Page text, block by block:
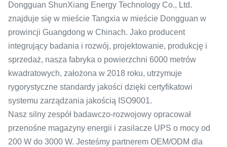
Dongguan ShunXiang Energy Technology Co., Ltd.
znajduje się w mieście Tangxia w mieście Dongguan w
prowincji Guangdong w Chinach. Jako producent
integrujący badania i rozwój, projektowanie, produkcję i
sprzedaż, nasza fabryka o powierzchni 6000 metrów
kwadratowych, założona w 2018 roku, utrzymuje
rygorystyczne standardy jakości dzięki certyfikatowi
systemu zarządzania jakością ISO9001.
Nasz silny zespół badawczo-rozwojowy opracował
przenośne magazyny energii i zasilacze UPS o mocy od
200 W do 3000 W. Jesteśmy partnerem OEM/ODM dla